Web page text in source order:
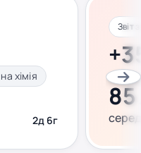
хімія
2д 6г
Звіт
85